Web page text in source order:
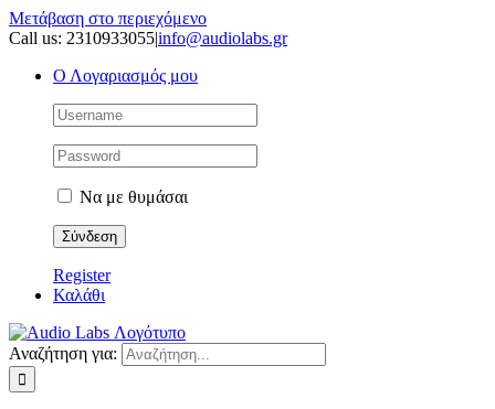
Μετάβαση στο περιεχόμενο
Call us: 2310933055|info@audiolabs.gr
Ο Λογαριασμός μου
Να με θυμάσαι
Register
Καλάθι
Αναζήτηση για: